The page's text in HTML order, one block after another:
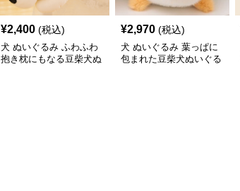
¥2,400 (税込)
犬 ぬいぐるみ ふわふわ
抱き枕にもなる豆柴犬ぬ
¥2,970 (税込)
犬 ぬいぐるみ 葉っぱに
包まれた豆柴犬ぬいぐる